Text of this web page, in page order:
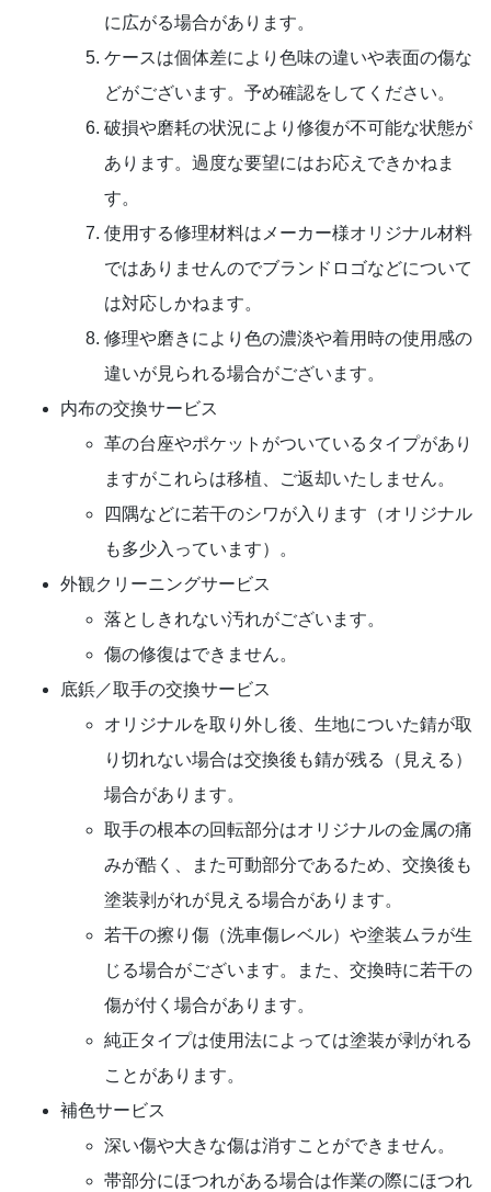
に広がる場合があります。
ケースは個体差により色味の違いや表面の傷な
どがございます。予め確認をしてください。
破損や磨耗の状況により修復が不可能な状態が
あります。過度な要望にはお応えできかねま
す。
使用する修理材料はメーカー様オリジナル材料
ではありませんのでブランドロゴなどについて
は対応しかねます。
修理や磨きにより色の濃淡や着用時の使用感の
違いが見られる場合がございます。
内布の交換サービス
革の台座やポケットがついているタイプがあり
ますがこれらは移植、ご返却いたしません。
四隅などに若干のシワが入ります（オリジナル
も多少入っています）。
外観クリーニングサービス
落としきれない汚れがございます。
傷の修復はできません。
底鋲／取手の交換サービス
オリジナルを取り外し後、生地についた錆が取
り切れない場合は交換後も錆が残る（見える）
場合があります。
取手の根本の回転部分はオリジナルの金属の痛
みが酷く、また可動部分であるため、交換後も
塗装剥がれが見える場合があります。
若干の擦り傷（洗車傷レベル）や塗装ムラが生
じる場合がございます。また、交換時に若干の
傷が付く場合があります。
純正タイプは使用法によっては塗装が剥がれる
ことがあります。
補色サービス
深い傷や大きな傷は消すことができません。
帯部分にほつれがある場合は作業の際にほつれ